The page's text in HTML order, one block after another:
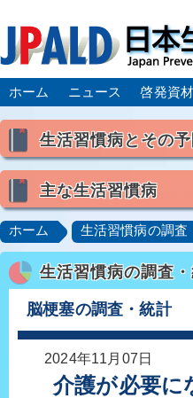
ホーム ニュース 啓発資材
生活習慣病とその
喫煙
食生活
主な生活習慣病
高血圧 脂質異常症（
肥満症／メタボリックシ
脂肪肝／NAFLD／NASH
ロコモティブシンドロー
ホーム 生活習慣病の調査
生活習慣病の調査
脳梗塞の調査・統計
2024年11月07日
介護が必要に